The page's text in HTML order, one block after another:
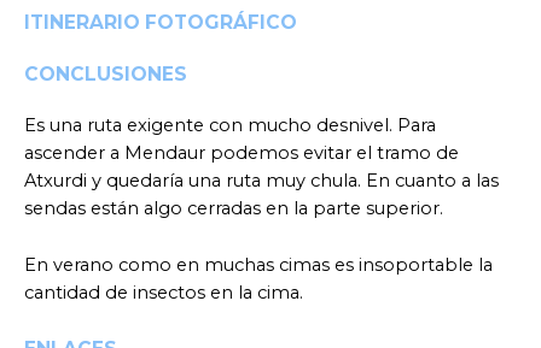
ITINERARIO FOTOGRÁFICO
CONCLUSIONES
Es una ruta exigente con mucho desnivel. Para
ascender a Mendaur podemos evitar el tramo de
Atxurdi y quedaría una ruta muy chula. En cuanto a las
sendas están algo cerradas en la parte superior.
En verano como en muchas cimas es insoportable la
cantidad de insectos en la cima.